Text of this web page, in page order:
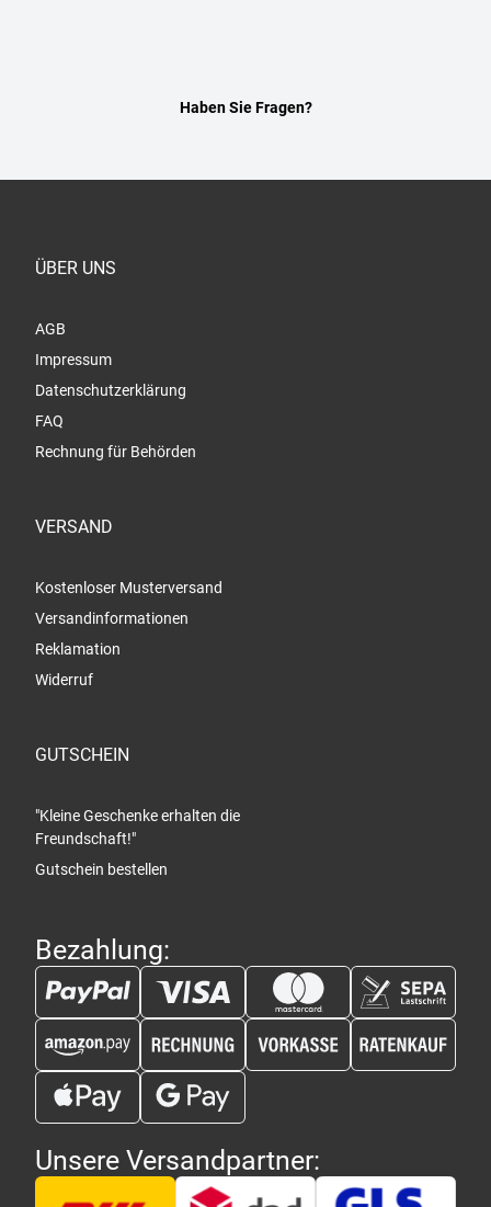
Haben Sie Fragen?
ÜBER UNS
AGB
Impressum
Datenschutzerklärung
FAQ
Rechnung für Behörden
VERSAND
Kostenloser Musterversand
Versandinformationen
Reklamation
Widerruf
GUTSCHEIN
"Kleine Geschenke erhalten die
Freundschaft!"
Gutschein bestellen
Bezahlung:
Unsere Versandpartner: